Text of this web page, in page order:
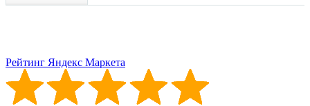
Рейтинг Яндекс Маркета